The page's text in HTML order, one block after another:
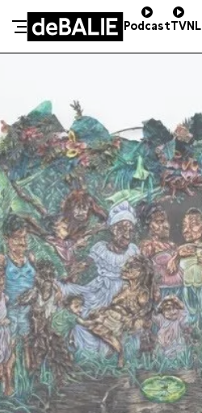
De Balie
PodcastTVNL
SCHENK DIRECT
Kleine-Gartmanplantsoen 10
Kassa
020 5535100
14:00–17:00
Café
020 5535100
10:00–00:00